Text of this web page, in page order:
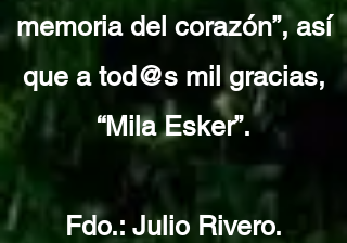
memoria del corazón”, así
que a tod@s mil gracias,
“Mila Esker”.
Fdo.: Julio Rivero.